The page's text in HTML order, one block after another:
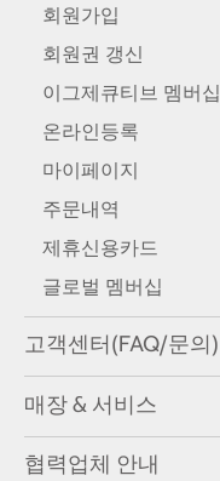
회원가입
회원권 갱신
이그제큐티브 멤버십
온라인등록
마이페이지
주문내역
제휴신용카드
글로벌 멤버십
고객센터(FAQ/문의)
매장 & 서비스
협력업체 안내